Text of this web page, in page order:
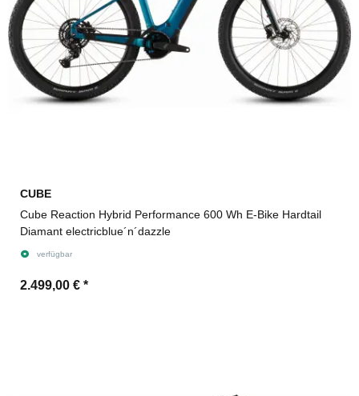
CUBE
Cube Reaction Hybrid Performance 600 Wh E-Bike Hardtail
Diamant electricblue´n´dazzle
verfügbar
2.499,00 € *